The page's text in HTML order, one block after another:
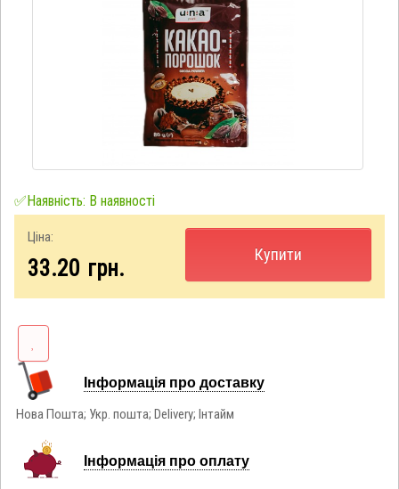
✅Наявність: В наявності
Ціна:
33.20 грн.
Купити
Інформація про доставку
Нова Пошта; Укр. пошта; Delivery; Інтайм
Інформація про оплату